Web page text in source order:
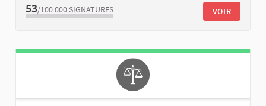
53/100 000 SIGNATURES VOIR